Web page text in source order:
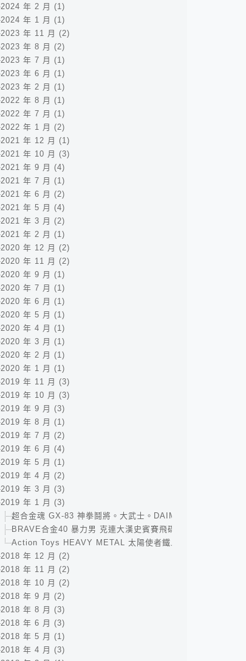
2024 年 2 月 (1)
2024 年 1 月 (1)
2023 年 11 月 (2)
2023 年 8 月 (2)
2023 年 7 月 (1)
2023 年 6 月 (1)
2023 年 2 月 (1)
2022 年 8 月 (1)
2022 年 7 月 (1)
2022 年 1 月 (2)
2021 年 12 月 (1)
2021 年 10 月 (3)
2021 年 9 月 (4)
2021 年 7 月 (1)
2021 年 6 月 (2)
2021 年 5 月 (4)
2021 年 3 月 (2)
2021 年 2 月 (1)
2020 年 12 月 (2)
2020 年 11 月 (2)
2020 年 9 月 (1)
2020 年 7 月 (1)
2020 年 6 月 (1)
2020 年 5 月 (1)
2020 年 4 月 (1)
2020 年 3 月 (1)
2020 年 2 月 (1)
2020 年 1 月 (1)
2019 年 11 月 (3)
2019 年 10 月 (3)
2019 年 9 月 (3)
2019 年 8 月 (1)
2019 年 7 月 (2)
2019 年 6 月 (4)
2019 年 5 月 (1)
2019 年 4 月 (2)
2019 年 3 月 (3)
2019 年 1 月 (3)
超合金魂 GX-83 神拳鬪將。大武士。DAIMOS F.A. / 超合
BRAVE合金40 暴力男 克連大漢史賓賽飛碟全攻略 ．CM’s
Action Toys HEAVY METAL 太陽使者鐵人28號 V.S.
2018 年 12 月 (2)
2018 年 11 月 (2)
2018 年 10 月 (2)
2018 年 9 月 (2)
2018 年 8 月 (3)
2018 年 6 月 (3)
2018 年 5 月 (1)
2018 年 4 月 (3)